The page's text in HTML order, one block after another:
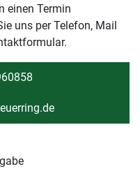
einen Termin
uns per Telefon, Mail